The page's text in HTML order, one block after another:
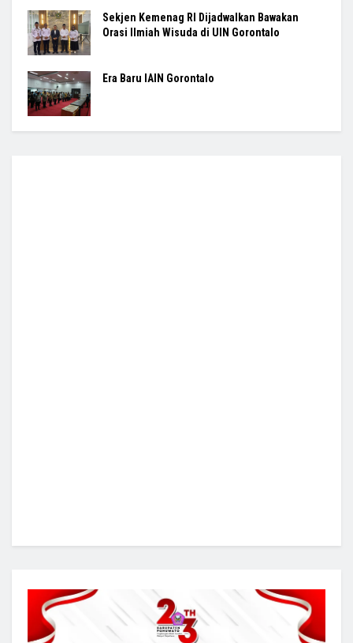
Sekjen Kemenag RI Dijadwalkan Bawakan
Orasi Ilmiah Wisuda di UIN Gorontalo
Era Baru IAIN Gorontalo